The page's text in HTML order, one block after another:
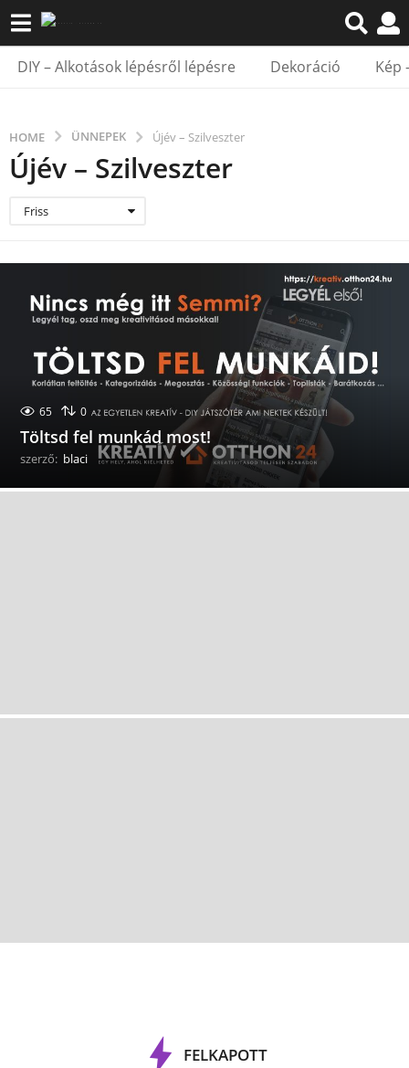
DIY – Alkotások lépésről lépésre Dekoráció Kép
HOME ÜNNEPEK Újév – Szilveszter
Újév – Szilveszter
Friss
65 0
Töltsd fel munkád most!
szerző: blaci
FELKAPOTT